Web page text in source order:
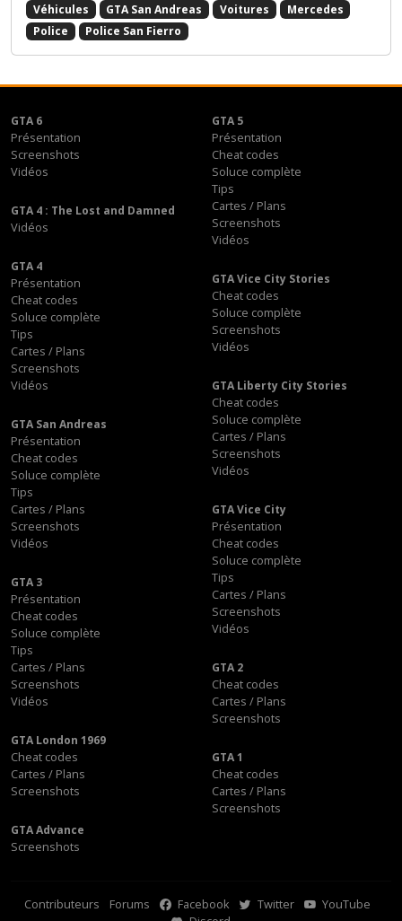
Véhicules GTA San Andreas Voitures
Mercedes
Police
Police San Fierro
GTA 6
Présentation
Screenshots
Vidéos
GTA 5
Présentation
Cheat codes
Soluce complète
Tips
Cartes / Plans
Screenshots
Vidéos
GTA 4 : The Lost and Damned
Vidéos
GTA 4
Présentation
Cheat codes
Soluce complète
Tips
Cartes / Plans
Screenshots
Vidéos
GTA Vice City Stories
Cheat codes
Soluce complète
Screenshots
Vidéos
GTA Liberty City Stories
Cheat codes
Soluce complète
Cartes / Plans
Screenshots
Vidéos
GTA San Andreas
Présentation
Cheat codes
Soluce complète
Tips
Cartes / Plans
Screenshots
Vidéos
GTA Vice City
Présentation
Cheat codes
Soluce complète
Tips
Cartes / Plans
Screenshots
Vidéos
GTA 3
Présentation
Cheat codes
Soluce complète
Tips
Cartes / Plans
Screenshots
Vidéos
GTA 2
Cheat codes
Cartes / Plans
Screenshots
GTA London 1969
Cheat codes
Cartes / Plans
Screenshots
GTA 1
Cheat codes
Cartes / Plans
Screenshots
GTA Advance
Screenshots
Contributeurs Forums Facebook Twitter
YouTube